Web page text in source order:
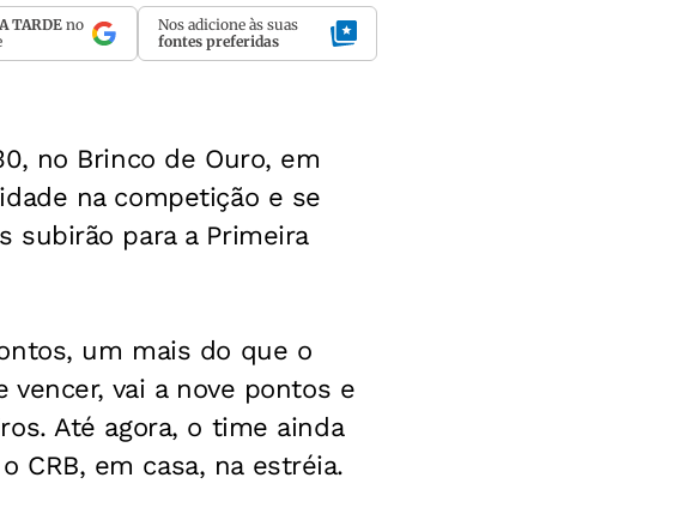
A TARDE no
Nos adicione às suas
fontes preferidas
no Brinco de Ouro, em
na competição e se
subirão para a Primeira
um mais do que o
vencer, vai a nove pontos e
Até agora, o time ainda
CRB, em casa, na estréia.